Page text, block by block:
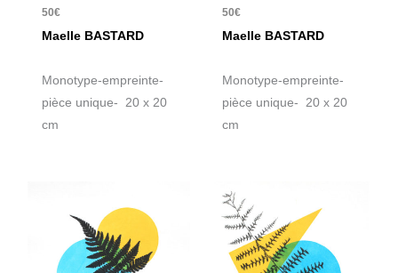
50€
Maelle BASTARD
Monotype-empreinte-
pièce unique- 20 x 20
cm
50€
Maelle BASTARD
Monotype-empreinte-
pièce unique- 20 x 20
cm